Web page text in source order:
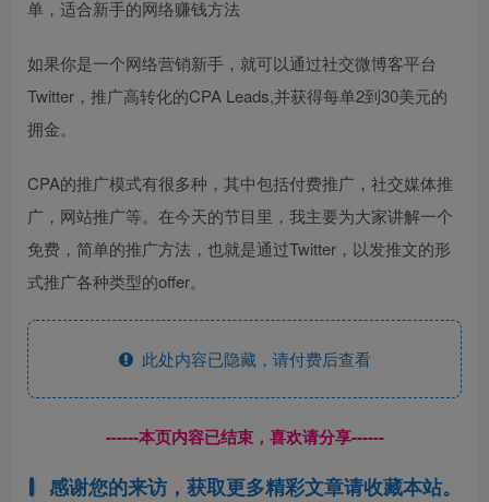
单，适合新手的网络赚钱方法
如果你是一个网络营销新手，就可以通过社交微博客平台
Twitter，推广高转化的CPA Leads,并获得每单2到30美元的
拥金。
CPA的推广模式有很多种，其中包括付费推广，社交媒体推
广，网站推广等。在今天的节目里，我主要为大家讲解一个
免费，简单的推广方法，也就是通过Twitter，以发推文的形
式推广各种类型的offer。
此处内容已隐藏，请付费后查看
------本页内容已结束，喜欢请分享------
感谢您的来访，获取更多精彩文章请收藏本站。